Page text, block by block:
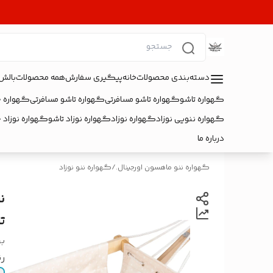
دسته‌بندی محصولاتخانهپیگیری سفارشهمه محصولات
گهواره تاشوگهواره تاشو مسافرتیگهواره تاشو مسافرتی
گهواره ننویی نوزادگهواره نوزادگهواره نوزاد تاشوگهواره
درباره ما
گهواره ننو ماهسون اورجینال./گهواره ننو نوزاد